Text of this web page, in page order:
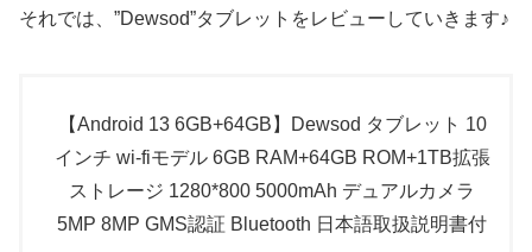
それでは、”Dewsod”タブレットをレビューしていきます♪
【Android 13 6GB+64GB】Dewsod タブレット 10
インチ wi-fiモデル 6GB RAM+64GB ROM+1TB拡張
ストレージ 1280*800 5000mAh デュアルカメラ
5MP 8MP GMS認証 Bluetooth 日本語取扱説明書付